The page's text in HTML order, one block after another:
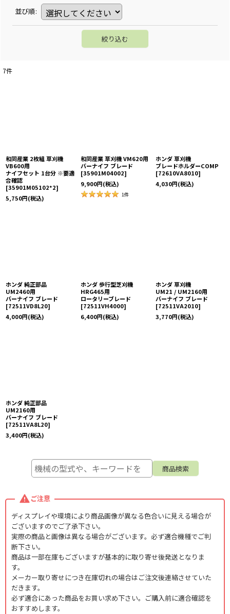
並び順:
絞り込む
7件
和同産業 2枚組 草刈機
VB600用
ナイフセット 1台分 ※要適
合確認
[35901M05102*2]
5,750円(税込)
和同産業 草刈機 VM620用
バーナイフ ブレード
[35901M04002]
9,900円(税込)
1件
ホンダ 草刈機
ブレードホルダーCOMP
[72610VA8010]
4,030円(税込)
ホンダ 純正部品
UM2460用
バーナイフ ブレード
[72511VD8L20]
4,000円(税込)
ホンダ 歩行型芝刈機
HRG465用
ロータリーブレード
[72511VH4000]
6,400円(税込)
ホンダ 草刈機
UM21 / UM2160用
バーナイフ ブレード
[72511VA2010]
3,770円(税込)
ホンダ 純正部品
UM2160用
バーナイフ ブレード
[72511VA8L20]
3,400円(税込)
ご注意
ディスプレイや環境により商品画像が異なる色合いに見える場合が
ございますのでご了承下さい。
実際の商品と画像は異なる場合がございます。必ず適合機種でご判
断下さい。
商品は一部在庫もございますが基本的に取り寄せ後発送となりま
す。
メーカー取り寄せにつき在庫切れの場合はご注文後連絡させていた
だきます。
必ず適合にあった商品をお買い求め下さい。ご購入前に適合確認を
おすすめします。